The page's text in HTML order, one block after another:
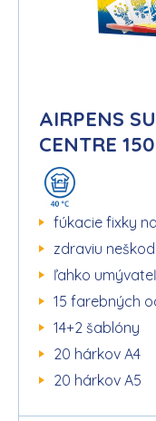
AIRPENS
CENTRE
fúkacie fixky
zdraviu
ľahko
15 farebných
14+2 šablóny
20 hárkov A4
20 hárkov A5